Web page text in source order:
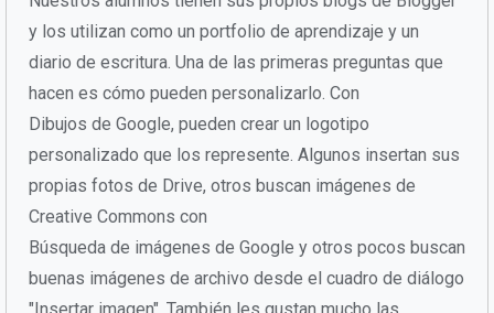
y los utilizan como un portfolio de aprendizaje y un
diario de escritura. Una de las primeras preguntas que
hacen es cómo pueden personalizarlo. Con
Dibujos de Google, pueden crear un logotipo
personalizado que los represente. Algunos insertan sus
propias fotos de Drive, otros buscan imágenes de
Creative Commons con
Búsqueda de imágenes de Google y otros pocos buscan
buenas imágenes de archivo desde el cuadro de diálogo